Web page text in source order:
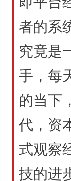
者的系
究竟是
手，每
的当下
代，资
式观察
技的进